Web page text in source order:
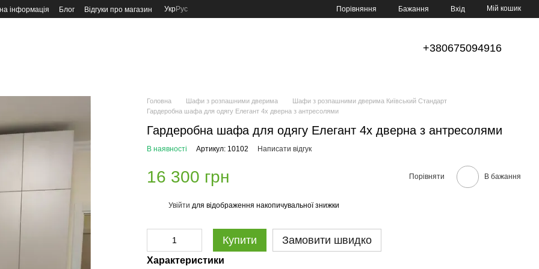
інформація Блог Відгуки про магазин УкрРус Порівняння Бажання Вхід Мій кошик
+380675094916
Головна Шафи з розпашними дверима
Шафи з розпашними дверима Київський Стандарт
Гардеробна шафа для одягу Елегант 4х дверна з антресолями
Гардеробна шафа для одягу Елегант 4х дверна з антресолями
В наявності Артикул: 10102 Написати відгук
16 300 грн Порівняти В бажання
Увійти для відображення накопичувальної знижки
Купити Замовити швидко
Характеристики